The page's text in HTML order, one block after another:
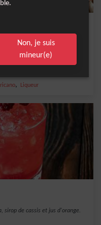
Americano à base de Saint
, Liqueur
sirop de cassis et jus d'orange.
Non, je suis
mineur(e)